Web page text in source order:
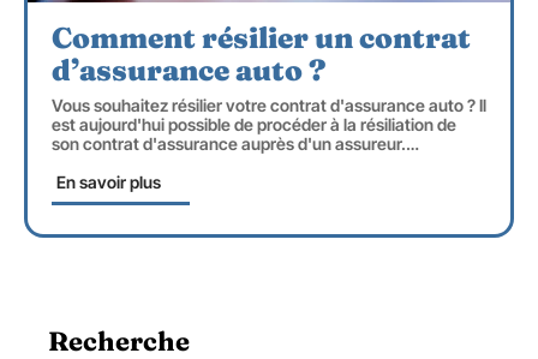
Comment résilier un contrat
d’assurance auto ?
Vous souhaitez résilier votre contrat d'assurance auto ? Il
est aujourd'hui possible de procéder à la résiliation de
son contrat d'assurance auprès d'un assureur.…
En savoir plus
Recherche